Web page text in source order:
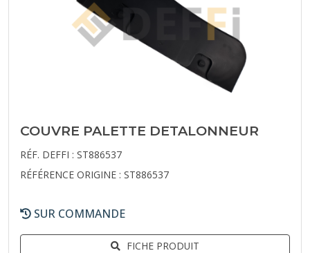
COUVRE PALETTE DETALONNEUR
RÉF. DEFFI : ST886537
RÉFÉRENCE ORIGINE : ST886537
SUR COMMANDE
FICHE PRODUIT